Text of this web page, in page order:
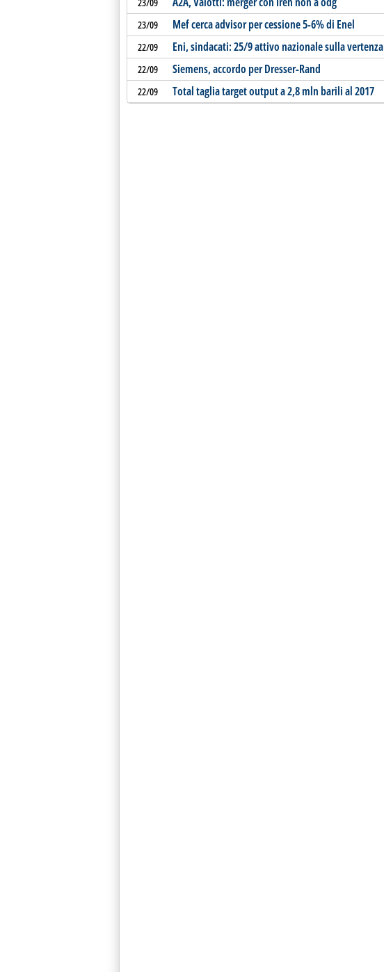
23/09 Mef cerca advisor per cessione 5-6% di Enel
22/09 Eni, sindacati: 25/9 attivo nazionale sulla vertenza
22/09 Siemens, accordo per Dresser-Rand
22/09 Total taglia target output a 2,8 mln barili al 2017